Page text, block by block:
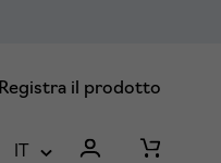
Registra il prodotto
IT